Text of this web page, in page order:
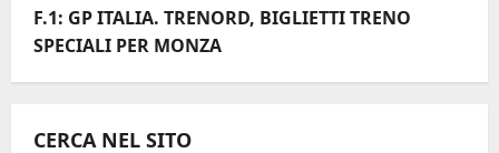
F.1: GP ITALIA. TRENORD, BIGLIETTI TRENO
SPECIALI PER MONZA
CERCA NEL SITO